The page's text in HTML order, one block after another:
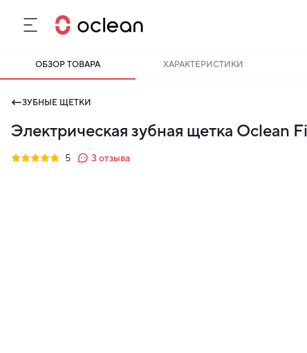
ОБЗОР ТОВАРА ХАРАКТЕРИСТИКИ
ЗУБНЫЕ ЩЕТКИ
Электрическая зубная щетка Oclean
5 3 отзыва